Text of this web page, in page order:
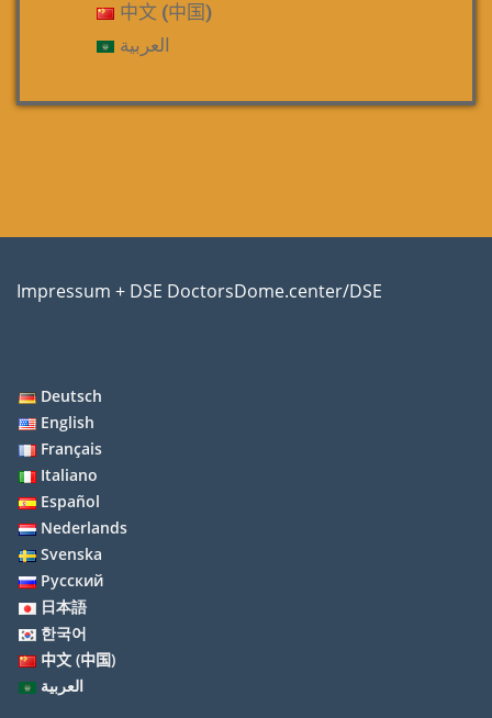
中文 (中国)
العربية
Impressum + DSE DoctorsDome.center/DSE
Deutsch
English
Français
Italiano
Español
Nederlands
Svenska
Русский
日本語
한국어
中文 (中国)
العربية